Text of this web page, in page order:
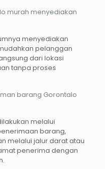
murah menyediakan
menyediakan
pelanggan
dari lokasi
tanpa proses
barang Gorontalo
melalui
barang,
melalui jalur darat atau
penerima dengan